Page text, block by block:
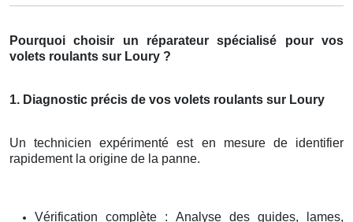
Pourquoi choisir un réparateur spécialisé pour vos
volets roulants sur Loury ?
1. Diagnostic précis de vos volets roulants sur Loury
Un technicien expérimenté est en mesure de identifier
rapidement la origine de la panne.
Vérification complète : Analyse des guides, lames,